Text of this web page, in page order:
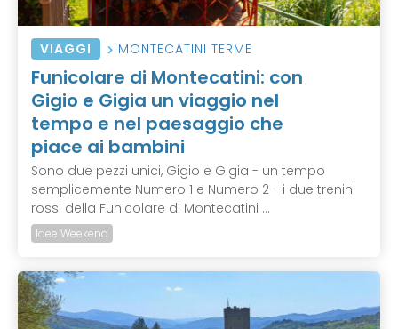
VIAGGI MONTECATINI TERME
Funicolare di Montecatini: con
Gigio e Gigia un viaggio nel
tempo e nel paesaggio che
piace ai bambini
Sono due pezzi unici, Gigio e Gigia - un tempo
semplicemente Numero 1 e Numero 2 - i due trenini
rossi della Funicolare di Montecatini ...
Idee Weekend